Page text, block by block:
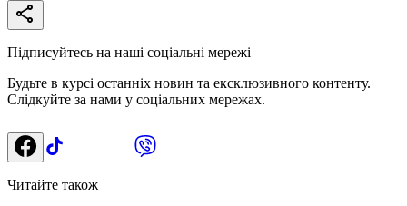
Підписуйтесь на наші соціальні мережі
Будьте в курсі останніх новин та ексклюзивного контенту.
Слідкуйте за нами у соціальних мережах.
Читайте також